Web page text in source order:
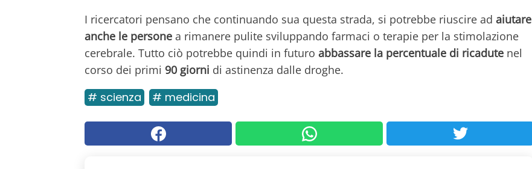
I ricercatori pensano che continuando sua questa strada, si potrebbe riuscire ad aiutare
anche le persone a rimanere pulite sviluppando farmaci o terapie per la stimolazione
cerebrale. Tutto ciò potrebbe quindi in futuro abbassare la percentuale di ricadute nel
corso dei primi 90 giorni di astinenza dalle droghe.
# scienza # medicina